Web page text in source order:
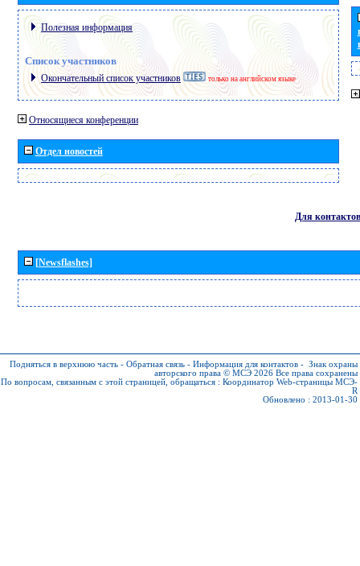
Полезная информация
Список участников
Окончательный список участников только на английском языке
Относящиеся конференции
Отдел новостей
Для контактов
[Newsflashes]
Подняться в верхнюю часть - Обратная связь - Информация для контактов - Знак охраны
авторского права © МСЭ 2026 Все права сохранены
По вопросам, связанным с этой страницей, обращаться : Координатор Web-страницы МСЭ-
R
Обновлено : 2013-01-30